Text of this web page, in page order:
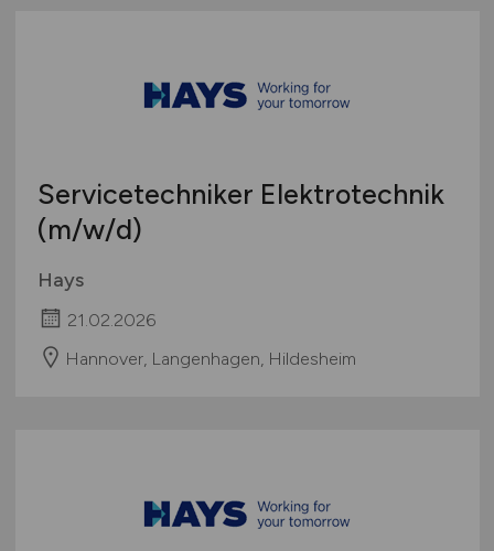
Servicetechniker Elektrotechnik
(m/w/d)
Hays
21.02.2026
Hannover, Langenhagen, Hildesheim